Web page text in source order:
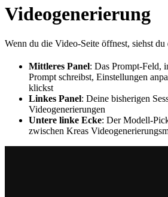
Videogenerierung
Wenn du die Video-Seite öffnest, siehst
Mittleres Panel: Das Prompt-Feld,
Prompt schreibst, Einstellungen
klickst
Linkes Panel: Deine bisherigen
Videogenerierungen
Untere linke Ecke: Der Modell-
zwischen Kreas